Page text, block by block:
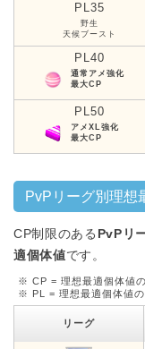
PL35
野生
天候ブースト
PL40
通常アメ強化
最大CP
PL50
アメXL強化
最大CP
PvPリーグ別理想
CP制限のある PvPリ
適個体値です。
※ CP = 理想最適個体値
※ PL = 理想最適個体値
リーグ